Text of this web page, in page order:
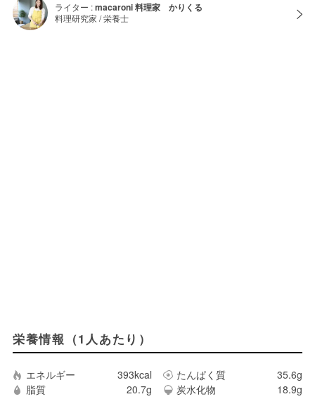
ライター :macaroni 料理家 かりくる
料理研究家 / 栄養士
栄養情報（1人あたり）
エネルギー 393kcal たんぱく質
35.6g
脂質
20.7g 炭水化物
18.9g